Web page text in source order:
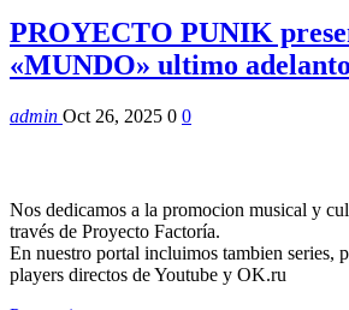
PROYECTO PUNIK
«MUNDO» ultimo
admin Oct 26, 2025 0 0
Nos dedicamos a la promocion musical y
través de Proyecto Factoría.
En nuestro portal incluimos tambien series,
players directos de Youtube y OK.ru